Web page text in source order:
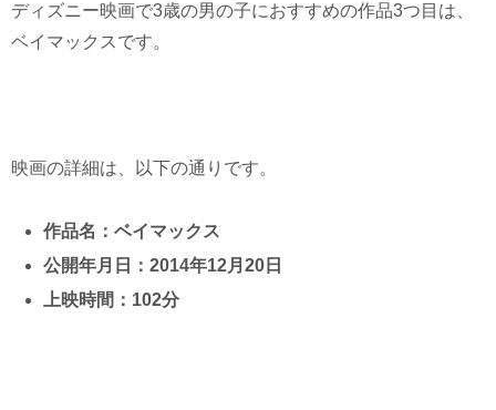
ディズニー映画で3歳の男の子におすすめの作品3つ目は、
ベイマックスです。
映画の詳細は、以下の通りです。
作品名：ベイマックス
公開年月日：2014年12月20日
上映時間：102分